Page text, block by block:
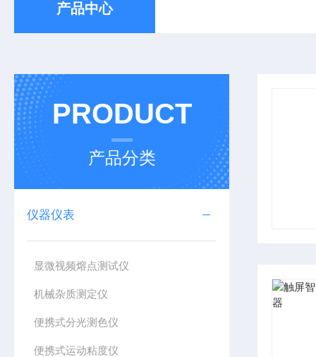
产品中心
PRODUCT
产品分类
仪器仪表
显微视频熔点测试仪
机械杂质测定仪
便携式分光测色仪
便携式运动粘度仪